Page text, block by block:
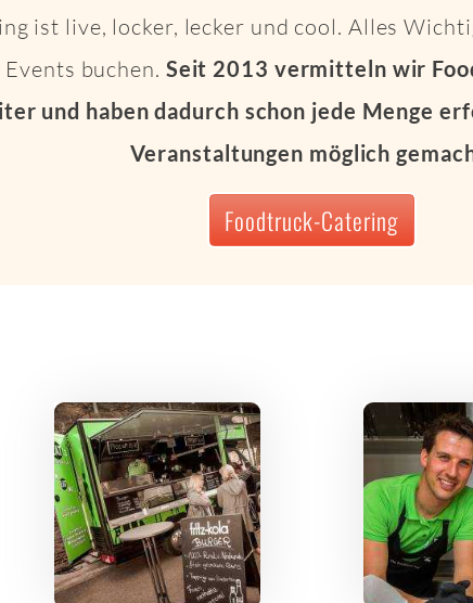
ist live, locker, lecker und cool. Alles
buchen. Seit 2013 vermitteln wir
und haben dadurch schon jede Menge
Veranstaltungen möglich
Foodtruck-Catering